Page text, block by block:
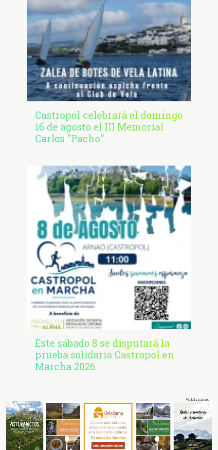
Castropol celebrará el domingo
16 de agosto el III Memorial
Carlos "Pacho"
Este sábado 8 se disputará la
prueba solidaria Castropol en
Marcha 2026